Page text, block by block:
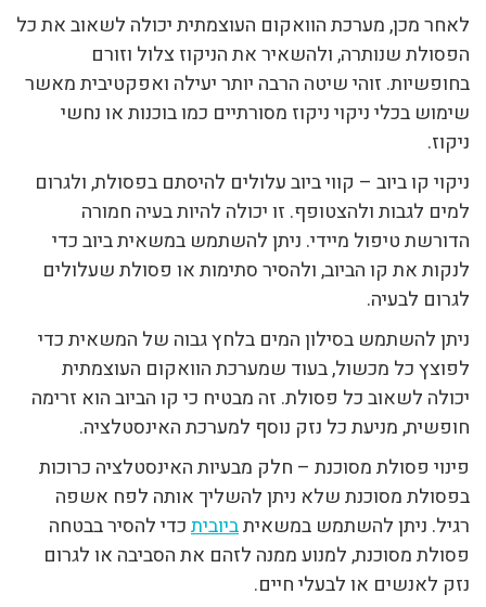
לאחר מכן, מערכת הוואקום העוצמתית יכולה לשאוב את כל
הפסולת שנותרה, ולהשאיר את הניקוז צלול וזורם
בחופשיות. זוהי שיטה הרבה יותר יעילה ואפקטיבית מאשר
שימוש בכלי ניקוי ניקוז מסורתיים כמו בוכנות או נחשי
ניקוז.
ניקוי קו ביוב – קווי ביוב עלולים להיסתם בפסולת, ולגרום
למים לגבות ולהצטופף. זו יכולה להיות בעיה חמורה
הדורשת טיפול מיידי. ניתן להשתמש במשאית ביוב כדי
לנקות את קו הביוב, ולהסיר סתימות או פסולת שעלולים
לגרום לבעיה.
ניתן להשתמש בסילון המים בלחץ גבוה של המשאית כדי
לפוצץ כל מכשול, בעוד שמערכת הוואקום העוצמתית
יכולה לשאוב כל פסולת. זה מבטיח כי קו הביוב הוא זרימה
חופשית, מניעת כל נזק נוסף למערכת האינסטלציה.
פינוי פסולת מסוכנת – חלק מבעיות האינסטלציה כרוכות
בפסולת מסוכנת שלא ניתן להשליך אותה לפח אשפה
רגיל. ניתן להשתמש במשאיתביוביתכדי להסיר בבטחה
פסולת מסוכנת, למנוע ממנה לזהם את הסביבה או לגרום
נזק לאנשים או לבעלי חיים.